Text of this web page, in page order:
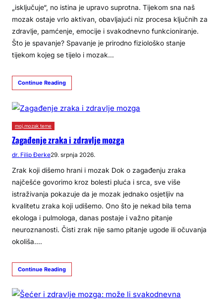
„isključuje“, no istina je upravo suprotna. Tijekom sna naš
mozak ostaje vrlo aktivan, obavljajući niz procesa ključnih za
zdravlje, pamćenje, emocije i svakodnevno funkcioniranje.
Što je spavanje? Spavanje je prirodno fiziološko stanje
tijekom kojeg se tijelo i mozak…
Continue Reading
moj.mozak teme
Zagađenje zraka i zdravlje mozga
dr. Filip Đerke29. srpnja 2026.
Zrak koji dišemo hrani i mozak Dok o zagađenju zraka
najčešće govorimo kroz bolesti pluća i srca, sve više
istraživanja pokazuje da je mozak jednako osjetljiv na
kvalitetu zraka koji udišemo. Ono što je nekad bila tema
ekologa i pulmologa, danas postaje i važno pitanje
neuroznanosti. Čisti zrak nije samo pitanje ugode ili očuvanja
okoliša.…
Continue Reading